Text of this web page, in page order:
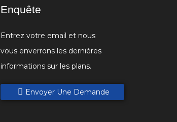
Enquête
Entrez votre email et nous
vous enverrons les dernières
informations sur les plans.
Envoyer Une Demande